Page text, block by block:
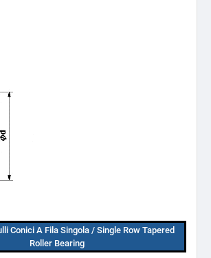
Conici A Fila Singola / Single Row Tapered
Roller Bearing